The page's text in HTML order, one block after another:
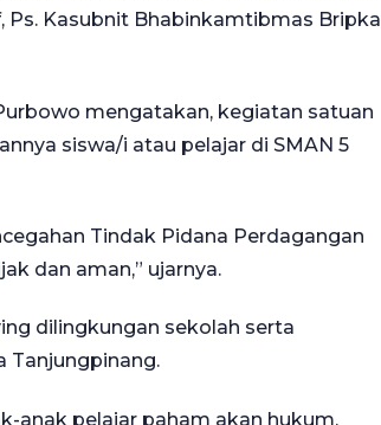
Ps. Kasubnit Bhabinkamtibmas Bripka
mengatakan, kegiatan satuan
siswa/i atau pelajar di SMAN 5
Tindak Pidana Perdagangan
dan aman,” ujarnya.
dilingkungan sekolah serta
Tanjungpinang.
anak pelajar paham akan hukum,